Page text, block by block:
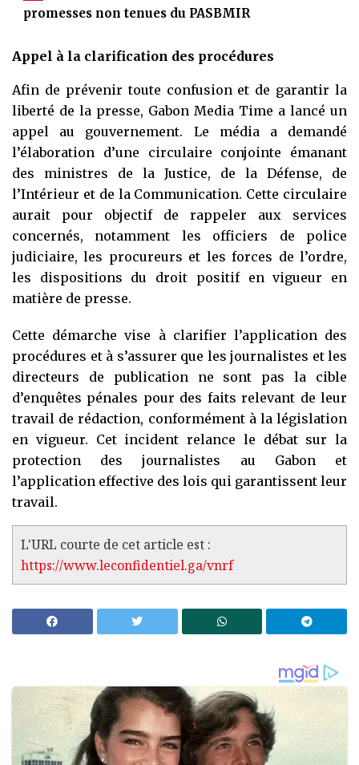
promesses non tenues du PASBMIR
Appel à la clarification des procédures
Afin de prévenir toute confusion et de garantir la
liberté de la presse, Gabon Media Time a lancé un
appel au gouvernement. Le média a demandé
l’élaboration d’une circulaire conjointe émanant
des ministres de la Justice, de la Défense, de
l’Intérieur et de la Communication. Cette circulaire
aurait pour objectif de rappeler aux services
concernés, notamment les officiers de police
judiciaire, les procureurs et les forces de l’ordre,
les dispositions du droit positif en vigueur en
matière de presse.
Cette démarche vise à clarifier l’application des
procédures et à s’assurer que les journalistes et les
directeurs de publication ne sont pas la cible
d’enquêtes pénales pour des faits relevant de leur
travail de rédaction, conformément à la législation
en vigueur. Cet incident relance le débat sur la
protection des journalistes au Gabon et
l’application effective des lois qui garantissent leur
travail.
L'URL courte de cet article est :
https://www.leconfidentiel.ga/vnrf